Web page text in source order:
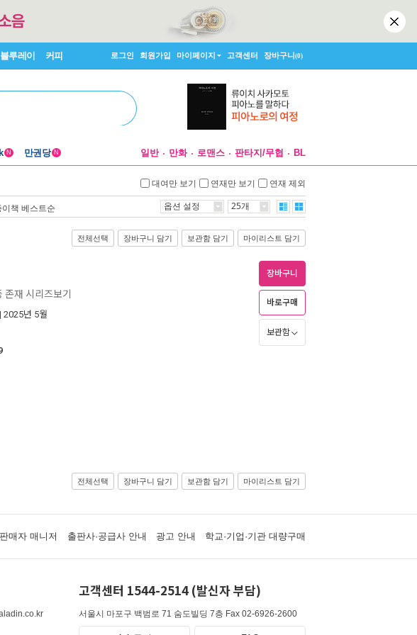
블루레이 커피 로그인 회원가입 마이페이지 고객센터 장바구니(0)
N 만권당 N 일반 만화 로맨스 판타지/무협 BL
대여만 보기 연재만 보기 연재 제외
이책 베스트순 옵션 설정 25개
전체선택 장바구니 담기 보관함 담기 마이리스트 담기
존재 시리즈보기
| 2025년 5월
장바구니
바로구매
보관함
전체선택 장바구니 담기 보관함 담기 마이리스트 담기
판매자 매니저 출판사·공급사 안내 광고 안내 학교·기업·기관 대량구매
고객센터 1544-2514 (발신자 부담)
서울시 마포구 백범로 71 숨도빌딩 7층 Fax 02-6926-2600